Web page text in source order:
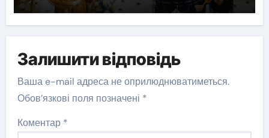
Залишити відповідь
Ваша e-mail адреса не оприлюднюватиметься.
Обов’язкові поля позначені *
Коментар *